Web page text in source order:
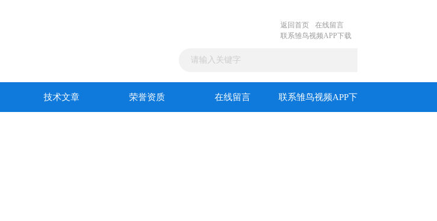
返回首页
在线留言
联系雏鸟视频APP下载
技术文章 荣誉资质 在线留言 联系雏鸟视频APP下